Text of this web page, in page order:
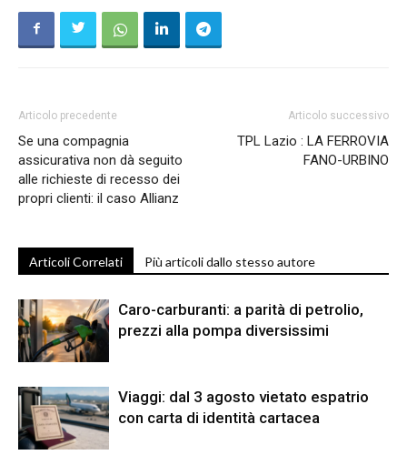
Articolo precedente
Se una compagnia
assicurativa non dà seguito
alle richieste di recesso dei
propri clienti: il caso Allianz
Articolo successivo
TPL Lazio : LA FERROVIA
FANO-URBINO
Articoli Correlati Più articoli dallo stesso autore
Caro-carburanti: a parità di petrolio,
prezzi alla pompa diversissimi
Viaggi: dal 3 agosto vietato espatrio
con carta di identità cartacea